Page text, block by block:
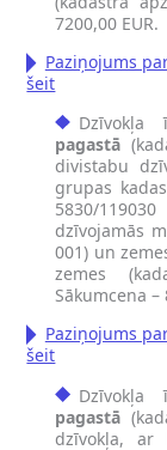
7200,00 EUR.
Paziņojums
šeit
Dzīvokļa
pagastā
divistabu
grupas
5830/
dzīvojamās
001) un
zemes
Sākumcena –
Paziņojums
šeit
Dzīvokļa
pagastā
dzīvokļa,